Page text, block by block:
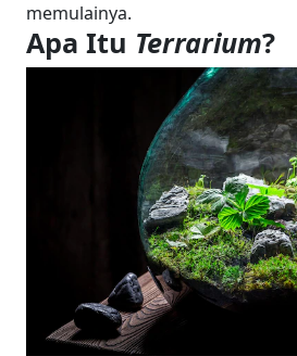
memulainya.
Apa Itu Terrarium?